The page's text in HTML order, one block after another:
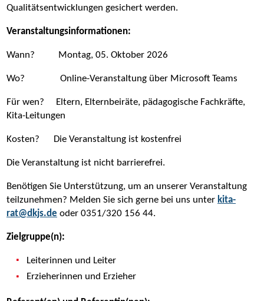
Qualitätsentwicklungen gesichert werden.
Veranstaltungsinformationen:
Wann? Montag, 05. Oktober 2026
Wo? Online-Veranstaltung über Microsoft Teams
Für wen? Eltern, Elternbeiräte, pädagogische Fachkräfte,
Kita-Leitungen
Kosten? Die Veranstaltung ist kostenfrei
Die Veranstaltung ist nicht barrierefrei.
Benötigen Sie Unterstützung, um an unserer Veranstaltung
teilzunehmen? Melden Sie sich gerne bei uns unter kita-
rat@dkjs.de oder 0351/320 156 44.
Zielgruppe(n):
Leiterinnen und Leiter
Erzieherinnen und Erzieher